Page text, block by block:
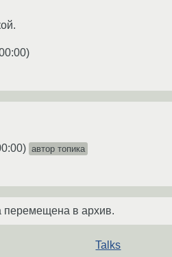
)
) автор топика
перемещена в архив.
Talks